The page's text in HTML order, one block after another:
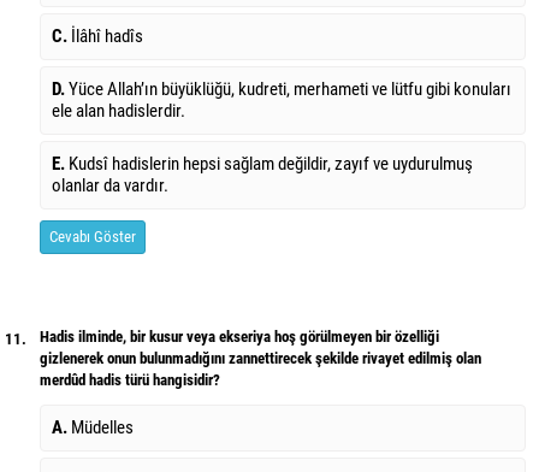
C. İlâhî hadîs
D.Yüce Allah’ın büyüklüğü, kudreti, merhameti ve lütfu gibi konuları
ele alan hadislerdir.
E. Kudsî hadislerin hepsi sağlam değildir, zayıf ve uydurulmuş
olanlar da vardır.
Cevabı Göster
11.
Hadis ilminde, bir kusur veya ekseriya hoş görülmeyen bir özelliği
gizlenerek onun bulunmadığını zannettirecek şekilde rivayet edilmiş olan
merdûd hadis türü hangisidir?
A. Müdelles